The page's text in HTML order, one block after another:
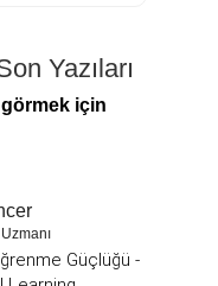
Yazıları
görmek için
Güçlüğü -